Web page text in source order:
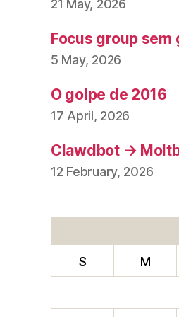
21 May, 2026
Focus group sem
5 May, 2026
O golpe de 2016
17 April, 2026
Clawdbot →
12 February, 2026
S M